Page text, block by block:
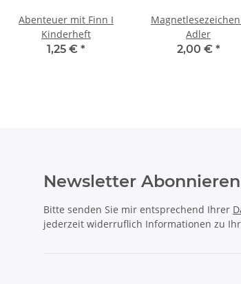
Abenteuer mit Finn I
Kinderheft
1,25 € *
Adler
2,00 € *
Newsletter Abonnieren
Bitte senden Sie mir entsprechend Ihrer
jederzeit widerruflich Informationen zu